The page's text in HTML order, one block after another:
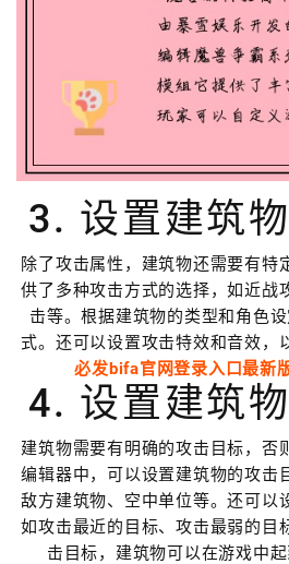
3. 设置建筑
除了攻击属性，建筑物还需要有特
供了多种攻击方式的选择，如近战
击等。根据建筑物的类型和角色
式。还可以设置攻击特效和音效，
必发bifa官网登录入口最新
4. 设置建筑
建筑物需要有明确的攻击目标，否
编辑器中，可以设置建筑物的攻击
敌方建筑物、空中单位等。还可以
如攻击最近的目标、攻击最弱的目
击目标，建筑物可以在游戏中起